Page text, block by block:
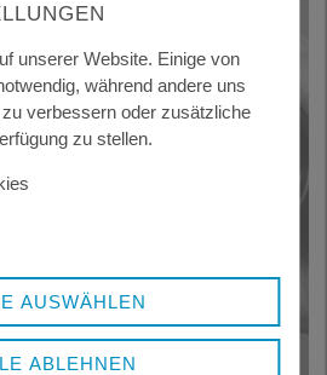
unserer Website. Einige von
während andere uns
verbessern oder zusätzliche
zu stellen.
AUSWÄHLEN
ABLEHNEN